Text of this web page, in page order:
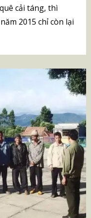
cải táng, thì
2015 chỉ còn lại